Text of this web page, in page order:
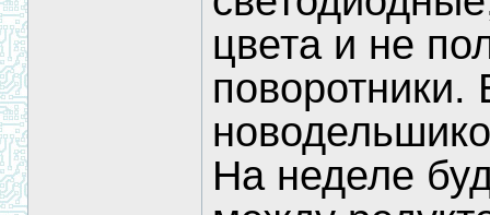
цвета и не
поворотники.
На неделе